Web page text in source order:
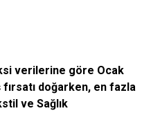
verilerine göre Ocak
fırsatı doğarken, en fazla
ve Sağlık